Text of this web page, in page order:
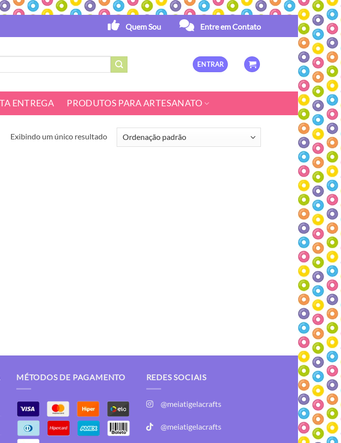
Quem Sou Entre em Contato
ENTRAR
ENTREGA PRODUTOS PARA ARTESANATO
Exibindo um único resultado
MÉTODOS DE PAGAMENTO REDES SOCIAIS
@meiatigelacrafts
@meiatigelacrafts